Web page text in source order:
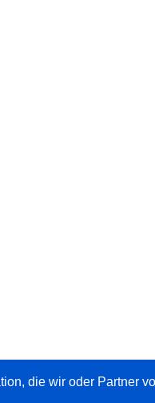
die wir oder Partner